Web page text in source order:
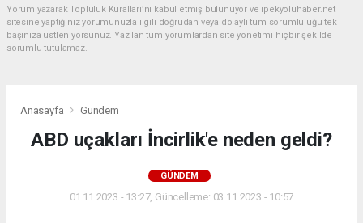
Yorum yazarak Topluluk Kuralları’nı kabul etmiş bulunuyor ve ipekyoluhaber.net
sitesine yaptığınız yorumunuzla ilgili doğrudan veya dolaylı tüm sorumluluğu tek
başınıza üstleniyorsunuz. Yazılan tüm yorumlardan site yönetimi hiçbir şekilde
sorumlu tutulamaz.
Anasayfa Gündem
ABD uçakları İncirlik'e neden geldi?
GÜNDEM
01.11.2023 - 13:27, Güncelleme: 03.11.2023 - 10:57